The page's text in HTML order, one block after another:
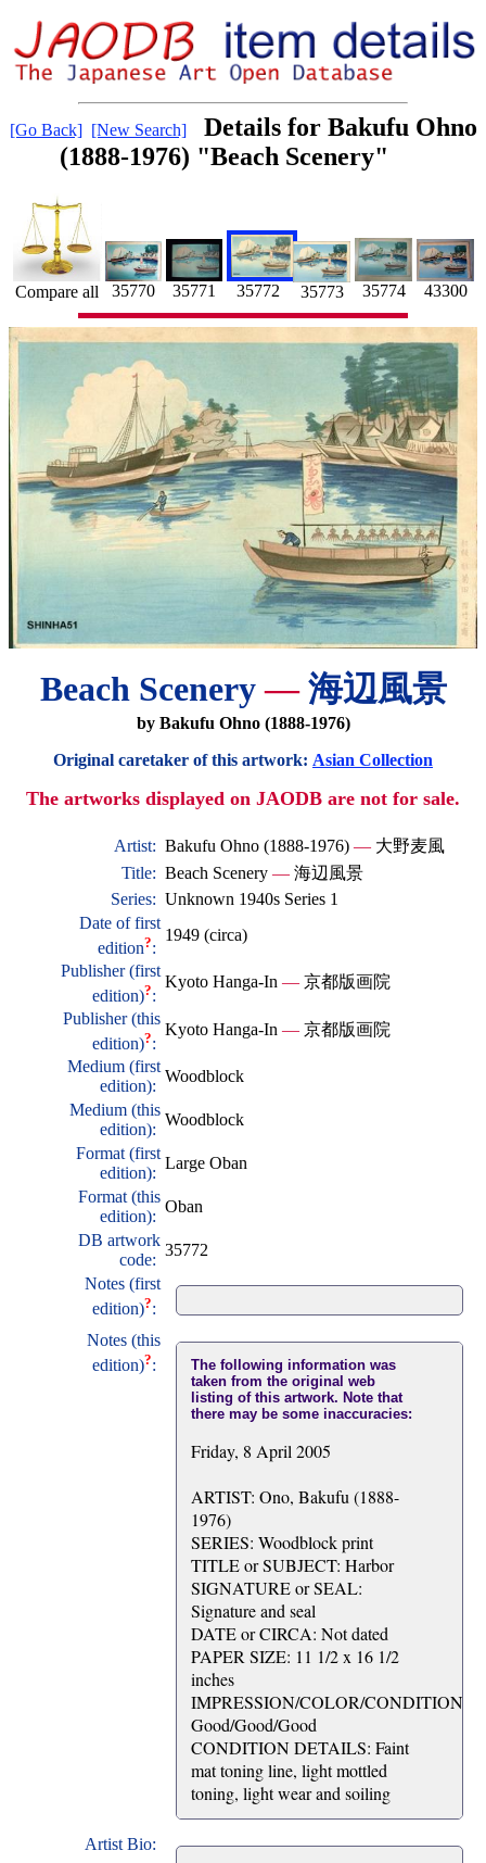
[Go Back] [New Search]
Details for Bakufu Ohno
(1888-1976) "Beach Scenery"
Compare all 35770 35771 35772 35773 35774 43300
Beach Scenery—海辺風景
by Bakufu Ohno (1888-1976)
Original caretaker of this artwork: Asian Collection
The artworks displayed on JAODB are not for sale.
Artist: Bakufu Ohno (1888-1976) — 大野麦風
Title: Beach Scenery — 海辺風景
Series: Unknown 1940s Series 1
Date of first
edition?:
1949 (circa)
Publisher (first
edition)?:
Kyoto Hanga-In — 京都版画院
Publisher (this
edition)?:
Kyoto Hanga-In — 京都版画院
Medium (first
edition):
Woodblock
Medium (this
edition):
Woodblock
Format (first
edition):
Large Oban
Format (this
edition):
Oban
DB artwork
code:
35772
Notes (first
edition)?:
Notes (this
edition)?:
The following information was
taken from the original web
listing of this artwork. Note that
there may be some inaccuracies:
Friday, 8 April 2005
ARTIST: Ono, Bakufu (1888-
1976)
SERIES: Woodblock print
TITLE or SUBJECT: Harbor
SIGNATURE or SEAL:
Signature and seal
DATE or CIRCA: Not dated
PAPER SIZE: 11 1/2 x 16 1/2
inches
IMPRESSION/COLOR/CONDITION:
Good/Good/Good
CONDITION DETAILS: Faint
mat toning line, light mottled
toning, light wear and soiling
Artist Bio: